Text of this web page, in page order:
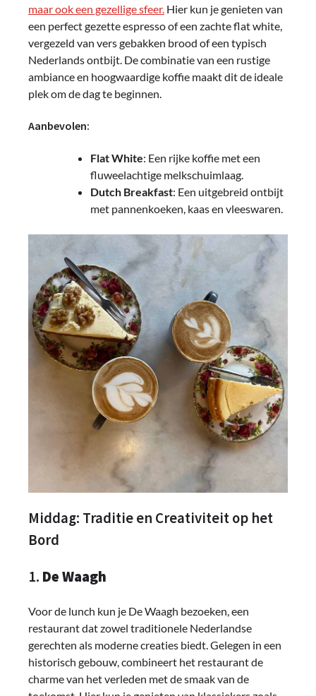
maar ook een gezellige sfeer. Hier kun je genieten van
een perfect gezette espresso of een zachte flat white,
vergezeld van vers gebakken brood of een typisch
Nederlands ontbijt. De combinatie van een rustige
ambiance en hoogwaardige koffie maakt dit de ideale
plek om de dag te beginnen.
Aanbevolen:
Flat White: Een rijke koffie met een
fluweelachtige melkschuimlaag.
Dutch Breakfast: Een uitgebreid ontbijt
met pannenkoeken, kaas en vleeswaren.
Middag: Traditie en Creativiteit op het
Bord
1. De Waagh
Voor de lunch kun je De Waagh bezoeken, een
restaurant dat zowel traditionele Nederlandse
gerechten als moderne creaties biedt. Gelegen in een
historisch gebouw, combineert het restaurant de
charme van het verleden met de smaak van de